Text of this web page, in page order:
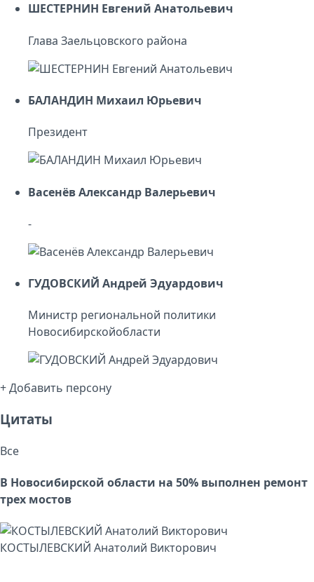
ШЕСТЕРНИН Евгений Анатольевич
Глава Заельцовского района
БАЛАНДИН Михаил Юрьевич
Президент
Васенёв Александр Валерьевич
-
ГУДОВСКИЙ Андрей Эдуардович
Министр региональной политики
Новосибирскойобласти
+ Добавить персону
Цитаты
Все
В Новосибирской области на 50% выполнен ремонт
трех мостов
КОСТЫЛЕВСКИЙ Анатолий Викторович